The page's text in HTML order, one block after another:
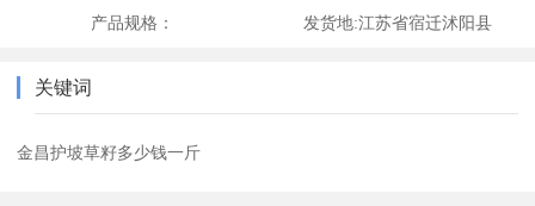
产品规格： 发货地:江苏省宿迁沭阳县
关键词
金昌护坡草籽多少钱一斤